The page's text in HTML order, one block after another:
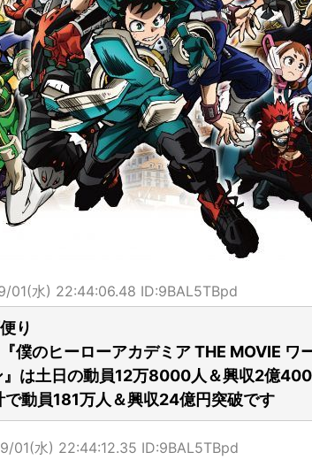
】米問屋をどういう時にどこに建てるのかわからない
見終えたんだがｗｗｗ
相互RSS
01(水) 22:44:06.48 ID:9BAL5TBpd
り
僕のヒーローアカデミア THE MOVIE ワ
』は土日の動員12万8000人＆興収2億400
動員181万人＆興収24億円突破です
01(水) 22:44:12.35 ID:9BAL5TBpd